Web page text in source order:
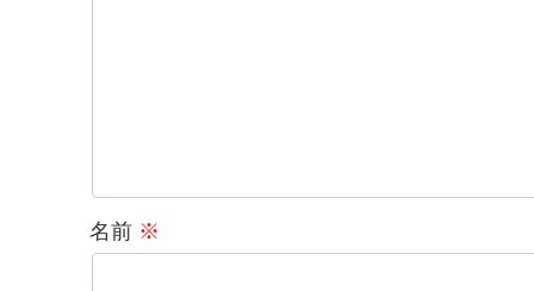
名前 ※